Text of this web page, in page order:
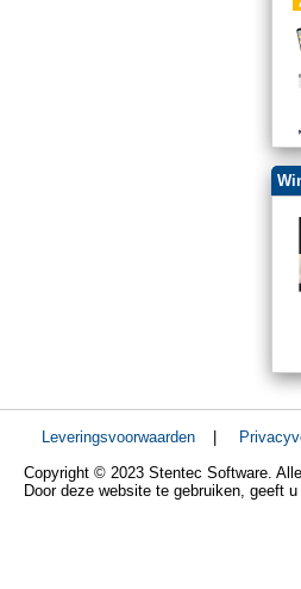
Leveringsvoorwaarden
Copyright © 2023 Stentec Software.
Door deze website te gebruiken, geeft